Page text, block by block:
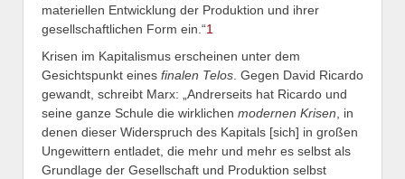
materiellen Entwicklung der Produktion und ihrer
gesellschaftlichen Form ein.“1
Krisen im Kapitalismus erscheinen unter dem
Gesichtspunkt eines finalen Telos. Gegen David Ricardo
gewandt, schreibt Marx: „Andrerseits hat Ricardo und
seine ganze Schule die wirklichen modernen Krisen, in
denen dieser Widerspruch des Kapitals [sich] in großen
Ungewittern entladet, die mehr und mehr es selbst als
Grundlage der Gesellschaft und Produktion selbst